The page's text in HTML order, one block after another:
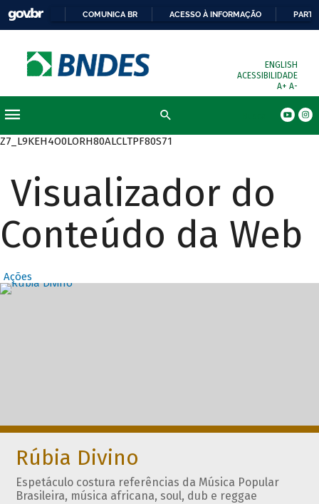
COMUNICA BR ACESSO À INFORMAÇÃO
ENGLISH
ACESSIBILIDADE
A+ A-
Z7_L9KEH4O0LORH80ALCLTPF80S71
Visualizador do
Conteúdo da Web
Ações
Destaques
Rúbia Divino
Espetáculo costura referências da Música Popular
Brasileira, música africana, soul, dub e reggae